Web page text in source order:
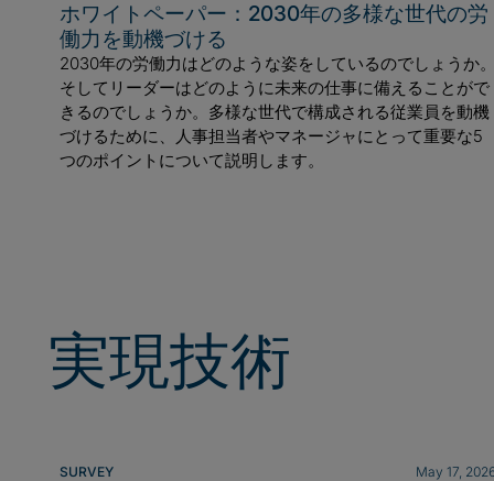
ホワイトペーパー：2030年の多様な世代の労
働力を動機づける
2030年の労働力はどのような姿をしているのでしょうか
そしてリーダーはどのように未来の仕事に備えることがで
きるのでしょうか。多様な世代で構成される従業員を動機
づけるために、人事担当者やマネージャにとって重要な5
つのポイントについて説明します。
実現技術
SURVEY May 17,